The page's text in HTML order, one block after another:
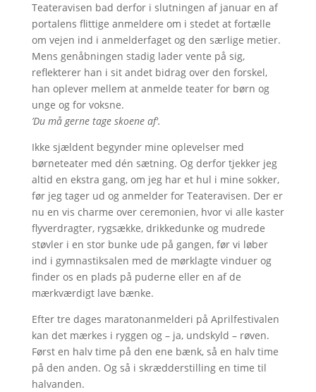
Teateravisen bad derfor i slutningen af januar en af
portalens flittige anmeldere om i stedet at fortælle
om vejen ind i anmelderfaget og den særlige metier.
Mens genåbningen stadig lader vente på sig,
reflekterer han i sit andet bidrag over den forskel,
han oplever mellem at anmelde teater for børn og
unge og for voksne.
’Du må gerne tage skoene af'.
Ikke sjældent begynder mine oplevelser med
børneteater med dén sætning. Og derfor tjekker jeg
altid en ekstra gang, om jeg har et hul i mine sokker,
før jeg tager ud og anmelder for Teateravisen. Der er
nu en vis charme over ceremonien, hvor vi alle kaster
flyverdragter, rygsække, drikkedunke og mudrede
støvler i en stor bunke ude på gangen, før vi løber
ind i gymnastiksalen med de mørklagte vinduer og
finder os en plads på puderne eller en af de
mærkværdigt lave bænke.
Efter tre dages maratonanmelderi på Aprilfestivalen
kan det mærkes i ryggen og – ja, undskyld – røven.
Først en halv time på den ene bænk, så en halv time
på den anden. Og så i skrædderstilling en time til
halvanden.